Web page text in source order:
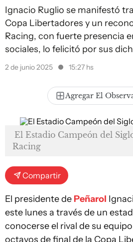
Ignacio Ruglio se manifestó
Copa Libertadores y un
Racing, con fuerte presencia
sociales, lo felicitó por sus
2 de junio 2025 15:27 hs
Agregar El
El Estadio Campeón del
Racing
Compartir
El presidente de Peñarol
este lunes a través de un
conocerse el rival de su
octavos de final de la Copa